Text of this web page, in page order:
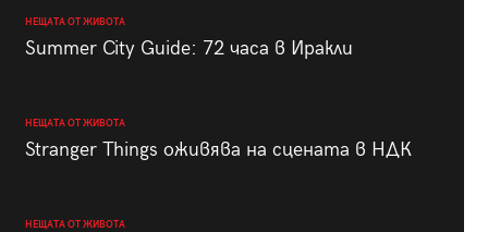
НЕЩАТА ОТ ЖИВОТА
Summer City Guide: 72 часа в Иракли
НЕЩАТА ОТ ЖИВОТА
Stranger Things оживява на сцената в НДК
НЕЩАТА ОТ ЖИВОТА